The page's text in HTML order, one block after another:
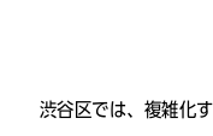
渋⾕区では、複雑化